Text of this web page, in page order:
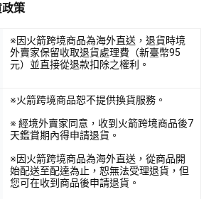
策
※因火箭跨境商品為海外直送，退貨時境
外賣家保留收取退貨處理費（新臺幣95
元）並直接從退款扣除之權利。
※火箭跨境商品恕不提供換貨服務。
※ 經境外賣家同意，收到火箭跨境商品後7
天鑑賞期內得申請退貨。
※因火箭跨境商品為海外直送，從商品開
始配送至配達為止，恕無法受理退貨，但
您可在收到商品後申請退貨。